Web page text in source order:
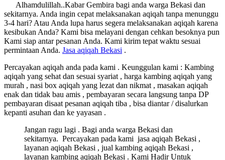
Alhamdulillah..Kabar Gembira bagi anda warga Bekasi dan
sekitarnya. Anda ingin cepat melaksanakan aqiqah tanpa menunggu
3-4 hari? Atau Anda lupa harus segera melaksanakan aqiqah karena
kesibukan Anda? Kami bisa melayani dengan cehkan besoknya pun
Kami siap antar pesanan Anda. Kami kirim tepat waktu sesuai
permintaan Anda. Jasa aqiqah Bekasi .
Percayakan aqiqah anda pada kami . Keunggulan kami : Kambing
aqiqah yang sehat dan sesuai syariat , harga kambing aqiqah yang
murah , nasi box aqiqah yang lezat dan nikmat , masakan aqiqah
enak dan tidak bau amis , pembayaran secara langsung tanpa DP
pembayaran disaat pesanan aqiqah tiba , bisa diantar / disalurkan
kepanti asuhan dan ke yayasan .
Jangan ragu lagi . Bagi anda warga Bekasi dan
sekitarnya. Percayakan pada kami jasa aqiqah Bekasi ,
layanan aqiqah Bekasi , jual kambing aqiqah Bekasi ,
layanan kambing aqiqah Bekasi . Kami Hadir Untuk